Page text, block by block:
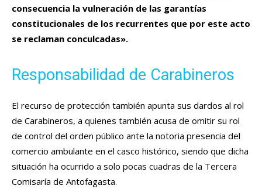
consecuencia la vulneración de las garantías
constitucionales de los recurrentes que por este acto
se reclaman conculcadas».
Responsabilidad de Carabineros
El recurso de protección también apunta sus dardos al rol
de Carabineros, a quienes también acusa de omitir su rol
de control del orden público ante la notoria presencia del
comercio ambulante en el casco histórico, siendo que dicha
situación ha ocurrido a solo pocas cuadras de la Tercera
Comisaría de Antofagasta.